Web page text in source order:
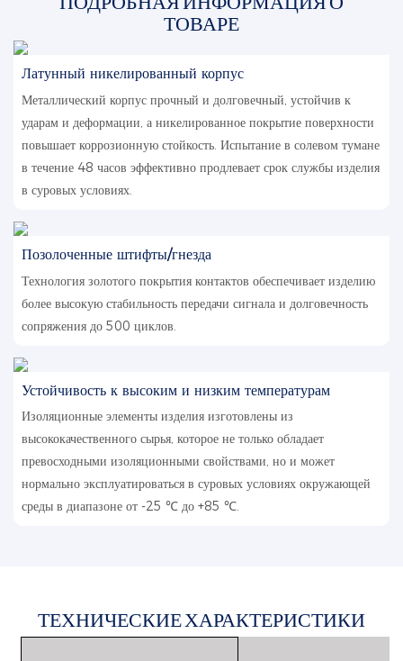
ТОВАРЕ
Латунный никелированный корпус
Металлический корпус прочный и долговечный, устойчив к
ударам и деформации, а никелированное покрытие поверхности
повышает коррозионную стойкость. Испытание в солевом тумане
в течение 48 часов эффективно продлевает срок службы изделия
в суровых условиях.
Позолоченные штифты/гнезда
Технология золотого покрытия контактов обеспечивает изделию
более высокую стабильность передачи сигнала и долговечность
сопряжения до 500 циклов.
Устойчивость к высоким и низким температурам
Изоляционные элементы изделия изготовлены из
высококачественного сырья, которое не только обладает
превосходными изоляционными свойствами, но и может
нормально эксплуатироваться в суровых условиях окружающей
среды в диапазоне от -25 ℃ до +85 ℃.
ТЕХНИЧЕСКИЕ ХАРАКТЕРИСТИКИ